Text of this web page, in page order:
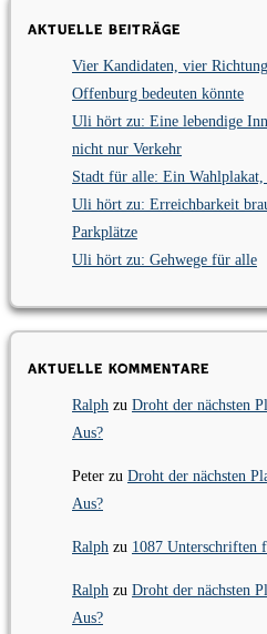
Aktuelle Beiträge
Vier Kandidaten, vier
Offenburg bedeuten könnte
Uli hört zu: Eine lebendige
nicht nur Verkehr
Stadt für alle: Ein Wahlplakat,
Uli hört zu: Erreichbarkeit
Parkplätze
Uli hört zu: Gehwege für alle
Aktuelle Kommentare
Ralph zu Droht der nächsten
Aus?
Peter zu Droht der nächsten
Aus?
Ralph zu 1087 Unterschriften
Ralph zu Droht der nächsten
Aus?